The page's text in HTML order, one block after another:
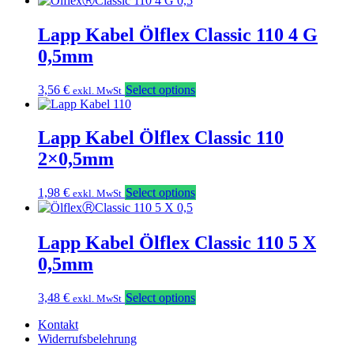
Lapp Kabel Ölflex Classic 110 4 G
0,5mm
3,56 € exkl. MwSt Select options
Lapp Kabel Ölflex Classic 110
2×0,5mm
1,98 € exkl. MwSt Select options
Lapp Kabel Ölflex Classic 110 5 X
0,5mm
3,48 € exkl. MwSt Select options
Kontakt
Widerrufsbelehrung